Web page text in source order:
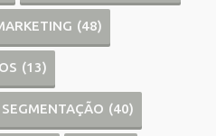
(48)
(13)
SEGMENTAÇÃO (40)